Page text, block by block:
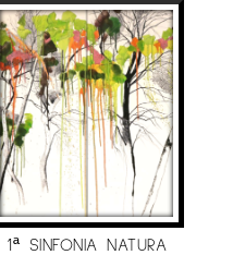
1ª SINFONIA NATURA